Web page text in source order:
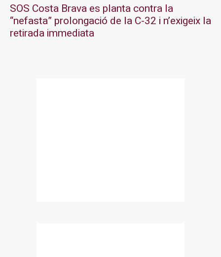
SOS Costa Brava es planta contra la
“nefasta” prolongació de la C-32 i n’exigeix la
retirada immediata